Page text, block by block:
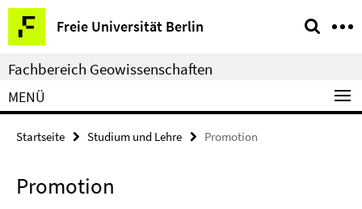
Springe
direkt
zu
Inhalt
Freie Universität Berlin
Service-
Navigation
Fachbereich Geowissenschaften
MENÜ
Startseite Studium und Lehre Promotion
Promotion